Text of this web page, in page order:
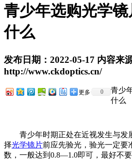
青少年选购光学
什么
发布日期：2022-05-17 内容来
http://www.ckdoptics.cn/
更多 0 青少
什么
青少年时期正处在近视发生与发
择光学镜片前应先验光，验光一定要
数，一般达到0.8—1.0即可，最好不